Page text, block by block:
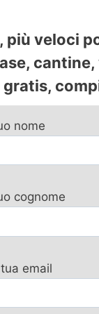
più veloci
nome
cognome
email